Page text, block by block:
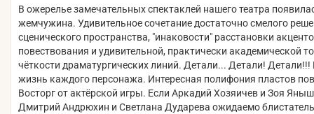
В ожерелье замечательных спектаклей нашего театра
жемчужина. Удивительное сочетание достаточно смелого
сценического пространства, "инаковости" расстановки
повествования и удивительной, практически академической
чёткости драматургических линий. Детали... Детали! Детали!!!
жизнь каждого персонажа. Интересная полифония пластов
Восторг от актёрской игры. Если Аркадий Хозяичев и Зоя
Дмитрий Андрюхин и Светлана Дударева ожидаемо